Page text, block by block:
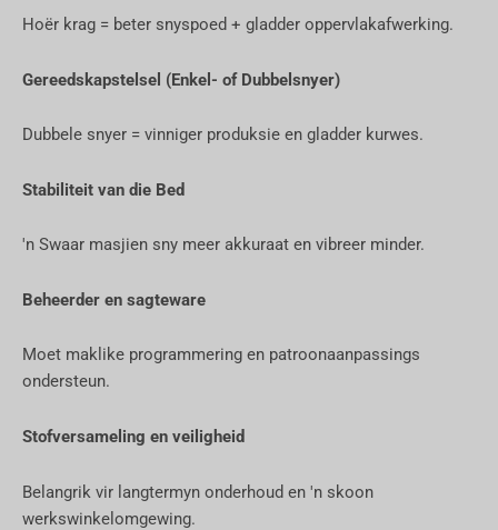
Hoër krag = beter snyspoed + gladder oppervlakafwerking.
Gereedskapstelsel (Enkel- of Dubbelsnyer)
Dubbele snyer = vinniger produksie en gladder kurwes.
Stabiliteit van die Bed
'n Swaar masjien sny meer akkuraat en vibreer minder.
Beheerder en sagteware
Moet maklike programmering en patroonaanpassings
ondersteun.
Stofversameling en veiligheid
Belangrik vir langtermyn onderhoud en 'n skoon
werkswinkelomgewing.